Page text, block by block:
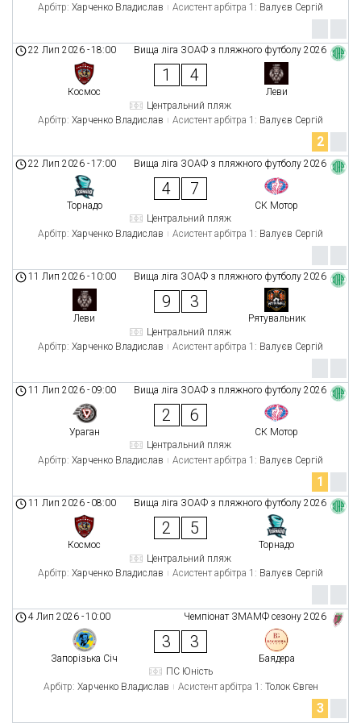
Арбітр: Харченко Владислав Асистент арбітра 1: Валуєв Сергій
Вища ліга ЗОАФ з пляжного футболу 2026
22 Лип 2026 -18:00
Космос
1 4
Леви
Центральний пляж
Арбітр: Харченко Владислав Асистент арбітра 1: Валуєв Сергій
2
Вища ліга ЗОАФ з пляжного футболу 2026
22 Лип 2026 -17:00
Торнадо
4 7
СК Мотор
Центральний пляж
Арбітр: Харченко Владислав Асистент арбітра 1: Валуєв Сергій
Вища ліга ЗОАФ з пляжного футболу 2026
11 Лип 2026 -10:00
Леви
9 3
Рятувальник
Центральний пляж
Арбітр: Харченко Владислав Асистент арбітра 1: Валуєв Сергій
Вища ліга ЗОАФ з пляжного футболу 2026
11 Лип 2026 - 09:00
Ураган
2 6
СК Мотор
Центральний пляж
Арбітр: Харченко Владислав Асистент арбітра 1: Валуєв Сергій
1
Вища ліга ЗОАФ з пляжного футболу 2026
11 Лип 2026 - 08:00
Космос
2 5
Торнадо
Центральний пляж
Арбітр: Харченко Владислав Асистент арбітра 1: Валуєв Сергій
Чемпіонат ЗМАМФ сезону 2026
4 Лип 2026 -10:00
Запорізька Січ
3 3
Баядера
ПС Юність
Арбітр: Харченко Владислав Асистент арбітра 1: Толок Євген
3